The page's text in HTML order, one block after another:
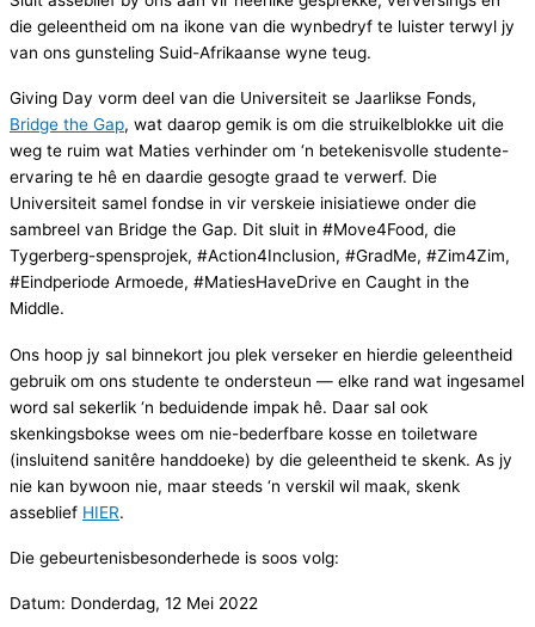
die geleentheid om na ikone van die wynbedryf te luister terwyl jy
van ons gunsteling Suid-Afrikaanse wyne teug.
Giving Day vorm deel van die Universiteit se Jaarlikse Fonds,
Bridge the Gap, wat daarop gemik is om die struikelblokke uit die
weg te ruim wat Maties verhinder om ‘n betekenisvolle studente-
ervaring te hê en daardie gesogte graad te verwerf. Die
Universiteit samel fondse in vir verskeie inisiatiewe onder die
sambreel van Bridge the Gap. Dit sluit in #Move4Food, die
Tygerberg-spensprojek, #Action4Inclusion, #GradMe, #Zim4Zim,
#Eindperiode Armoede, #MatiesHaveDrive en Caught in the
Middle.
Ons hoop jy sal binnekort jou plek verseker en hierdie geleentheid
gebruik om ons studente te ondersteun — elke rand wat ingesamel
word sal sekerlik ‘n beduidende impak hê. Daar sal ook
skenkingsbokse wees om nie-bederfbare kosse en toiletware
(insluitend sanitêre handdoeke) by die geleentheid te skenk. As jy
nie kan bywoon nie, maar steeds ‘n verskil wil maak, skenk
asseblief HIER.
Die gebeurtenisbesonderhede is soos volg:
Datum: Donderdag, 12 Mei 2022